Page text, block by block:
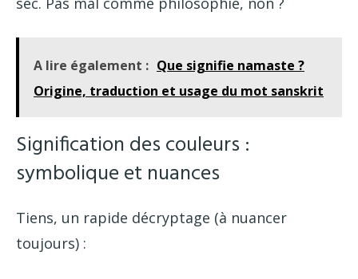
A lire également : Que signifie namaste ?
Origine, traduction et usage du mot sanskrit
Signification des couleurs :
symbolique et nuances
Tiens, un rapide décryptage (à nuancer
toujours) :